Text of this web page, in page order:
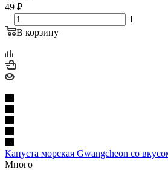
49 ₽
В корзину
Капуста морская Gwangcheon со
Много